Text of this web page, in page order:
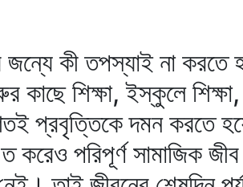
কী তপস্যাই না করতে
কাছে শিক্ষা, ইস্কুলে
প্রবৃত্তিকে দমন করতে
করেও পরিপূর্ণ সামাজিক